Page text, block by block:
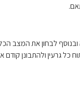
ובנוסף לבחון את